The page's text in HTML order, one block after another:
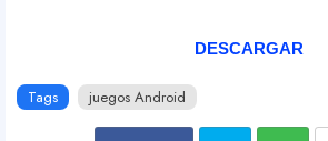
DESCARGAR
Tags juegos Android